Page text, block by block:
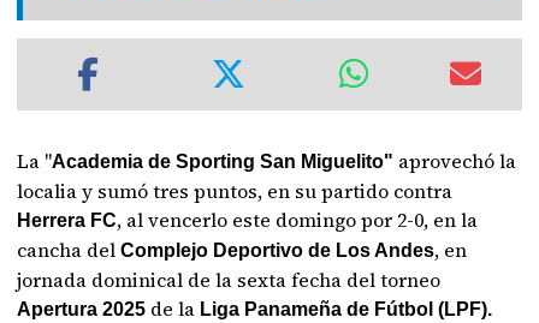
La "Academia de Sporting San Miguelito" aprovechó la
localia y sumó tres puntos, en su partido contra
Herrera FC, al vencerlo este domingo por 2-0, en la
cancha delComplejo Deportivo de Los Andes, en
jornada dominical de la sexta fecha del torneo
Apertura 2025 de la Liga Panameña de Fútbol (LPF).